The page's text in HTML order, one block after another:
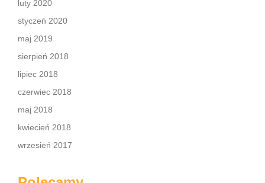
luty 2020
styczeń 2020
maj 2019
sierpień 2018
lipiec 2018
czerwiec 2018
maj 2018
kwiecień 2018
wrzesień 2017